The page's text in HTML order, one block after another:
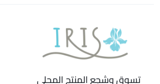
تسوق وشجع المنتج المحلي